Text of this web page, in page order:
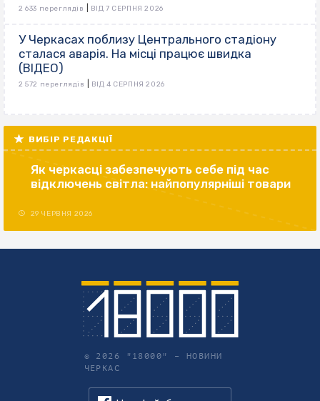
2 633 переглядів ВІД 7 СЕРПНЯ 2026
У Черкасах поблизу Центрального стадіону
сталася аварія. На місці працює швидка
(ВІДЕО)
2 572 переглядів ВІД 4 СЕРПНЯ 2026
ВИБІР РЕДАКЦІЇ
Як черкасці забезпечують себе під час
відключень світла: найпопулярніші товари
29 ЧЕРВНЯ 2026
© 2026 "18000" – НОВИНИ
ЧЕРКАС